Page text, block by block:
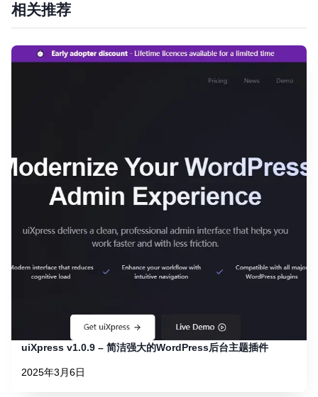
相关推荐
uiXpress v1.0.9 – 简洁强大的WordPress后台主题插件
2025年3月6日